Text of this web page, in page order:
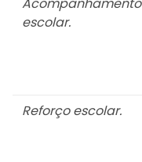
escolar.
Reforço escolar.